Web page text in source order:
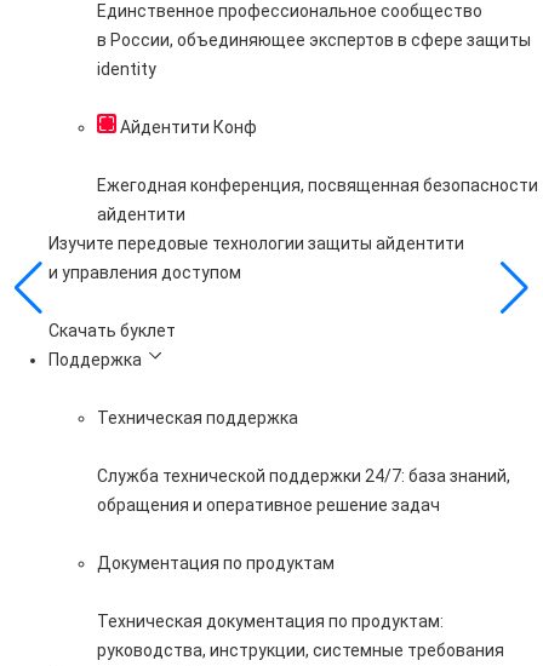
Единственное профессиональное сообщество
в России, объединяющее экспертов в сфере защиты
identity
Айдентити Конф
Ежегодная конференция, посвященная безопасности
айдентити
Изучите передовые технологии защиты айдентити
и управления доступом
Скачать буклет
Поддержка
Техническая поддержка
Служба технической поддержки 24/7: база знаний,
обращения и оперативное решение задач
Документация по продуктам
Техническая документация по продуктам:
руководства, инструкции, системные требования